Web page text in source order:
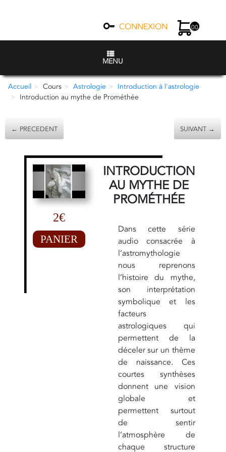
CONNEXION 00
MENU
Accueil Cours Astrologie
Introduction à l'astrologie
Introduction au mythe de Prométhée
← PRECEDENT SUIVANT →
2€
PANIER
INTRODUCTION
AU MYTHE DE
PROMÉTHÉE
Dans cette série
audio consacrée à
l’astromythologie
nous reprenons
l’histoire du mythe,
son interprétation
symbolique et les
facteurs
astrologiques qui
permettent de la
déceler sur un thème
de naissance. Ces
courtes synthèses
donnent une vision
globale et
permettent surtout
de sentir
l’atmosphère de
chaque structure